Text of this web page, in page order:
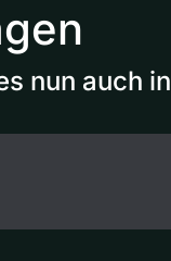
nun auch in